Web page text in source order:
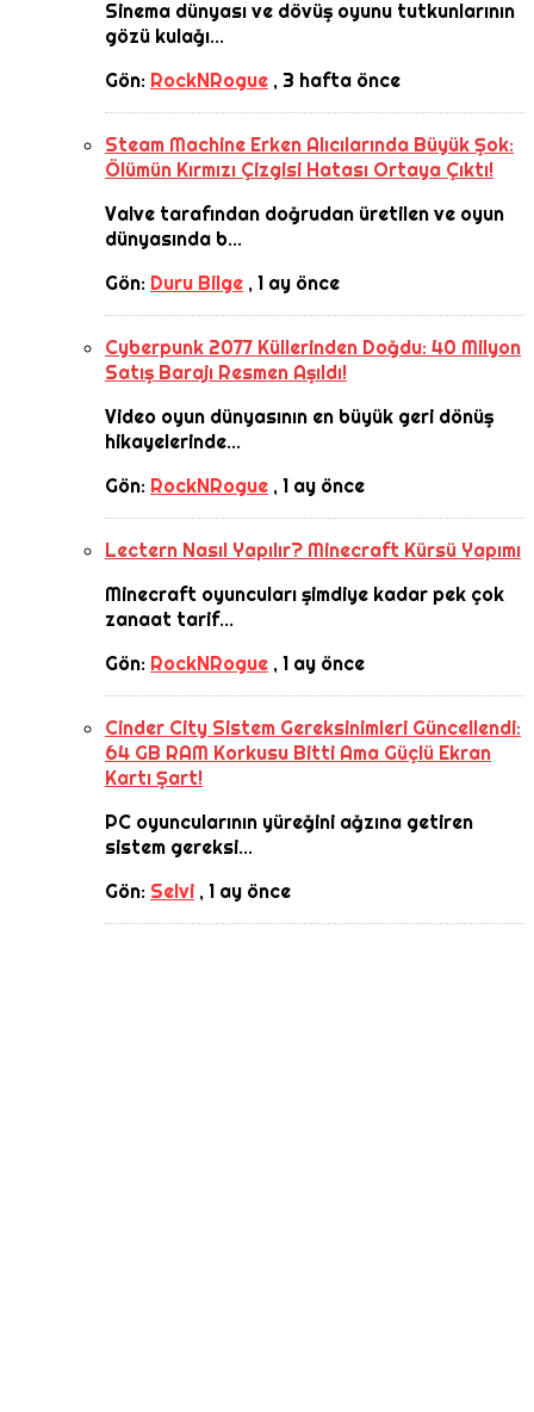
Sinema dünyası ve dövüş oyunu tutkunlarının
gözü kulağı...
Gön: RockNRogue , 3 hafta önce
Steam Machine Erken Alıcılarında Büyük Şok:
Ölümün Kırmızı Çizgisi Hatası Ortaya Çıktı!
Valve tarafından doğrudan üretilen ve oyun
dünyasında b...
Gön: Duru Bilge ,1 ay önce
Cyberpunk 2077 Küllerinden Doğdu: 40 Milyon
Satış Barajı Resmen Aşıldı!
Video oyun dünyasının en büyük geri dönüş
hikayelerinde...
Gön: RockNRogue ,1 ay önce
Lectern Nasıl Yapılır? Minecraft Kürsü Yapımı
Minecraft oyuncuları şimdiye kadar pek çok
zanaat tarif...
Gön: RockNRogue ,1 ay önce
Cinder City Sistem Gereksinimleri Güncellendi:
64 GB RAM Korkusu Bitti Ama Güçlü Ekran
Kartı Şart!
PC oyuncularının yüreğini ağzına getiren
sistem gereksi...
Gön: Selvi ,1 ay önce